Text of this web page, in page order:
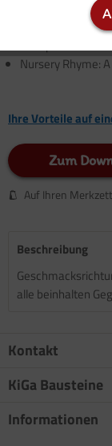
Rezepte: It?s
Nursery Rhyme:
Ihre Vorteile auf
Zum
Auf Ihren
Beschreibung
alle beinhalten
Kontakt
KiGa Bausteine
Informationen